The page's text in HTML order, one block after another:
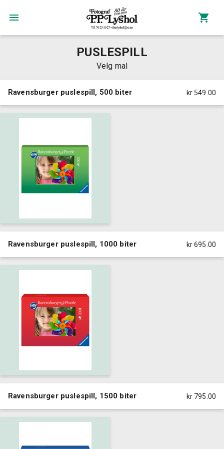
PUSLESPILL
Velg mal
Ravensburger puslespill, 500 biter kr 549.00
Ravensburger puslespill, 1000 biter kr 695.00
Ravensburger puslespill, 1500 biter kr 795.00